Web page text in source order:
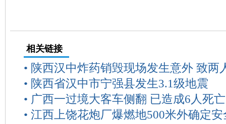
相关链接
• 陕西汉中炸药销毁现场发生意外 致两
• 陕西省汉中市宁强县发生3.1级地震
• 广西一过境大客车侧翻 已造成6人死
• 江西上饶花炮厂爆燃地500米外确定